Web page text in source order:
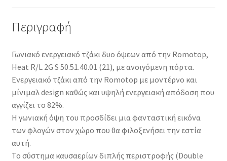
Περιγραφή
Γωνιακό ενεργειακό τζάκι δυο όψεων από την Romotop,
Heat R/L 2G S 50.51.40.01 (21), με ανοιγόμενη πόρτα.
Ενεργειακό τζάκι από την Romotop με μοντέρνο και
μίνιμαλ design καθώς και υψηλή ενεργειακή απόδοση που
αγγίζει το 82%.
Η γωνιακή όψη του προσδίδει μια φανταστική εικόνα
των φλογών στον χώρο που θα φιλοξενήσει την εστία
αυτή.
Το σύστημα καυσαερίων διπλής περιστροφής (Double